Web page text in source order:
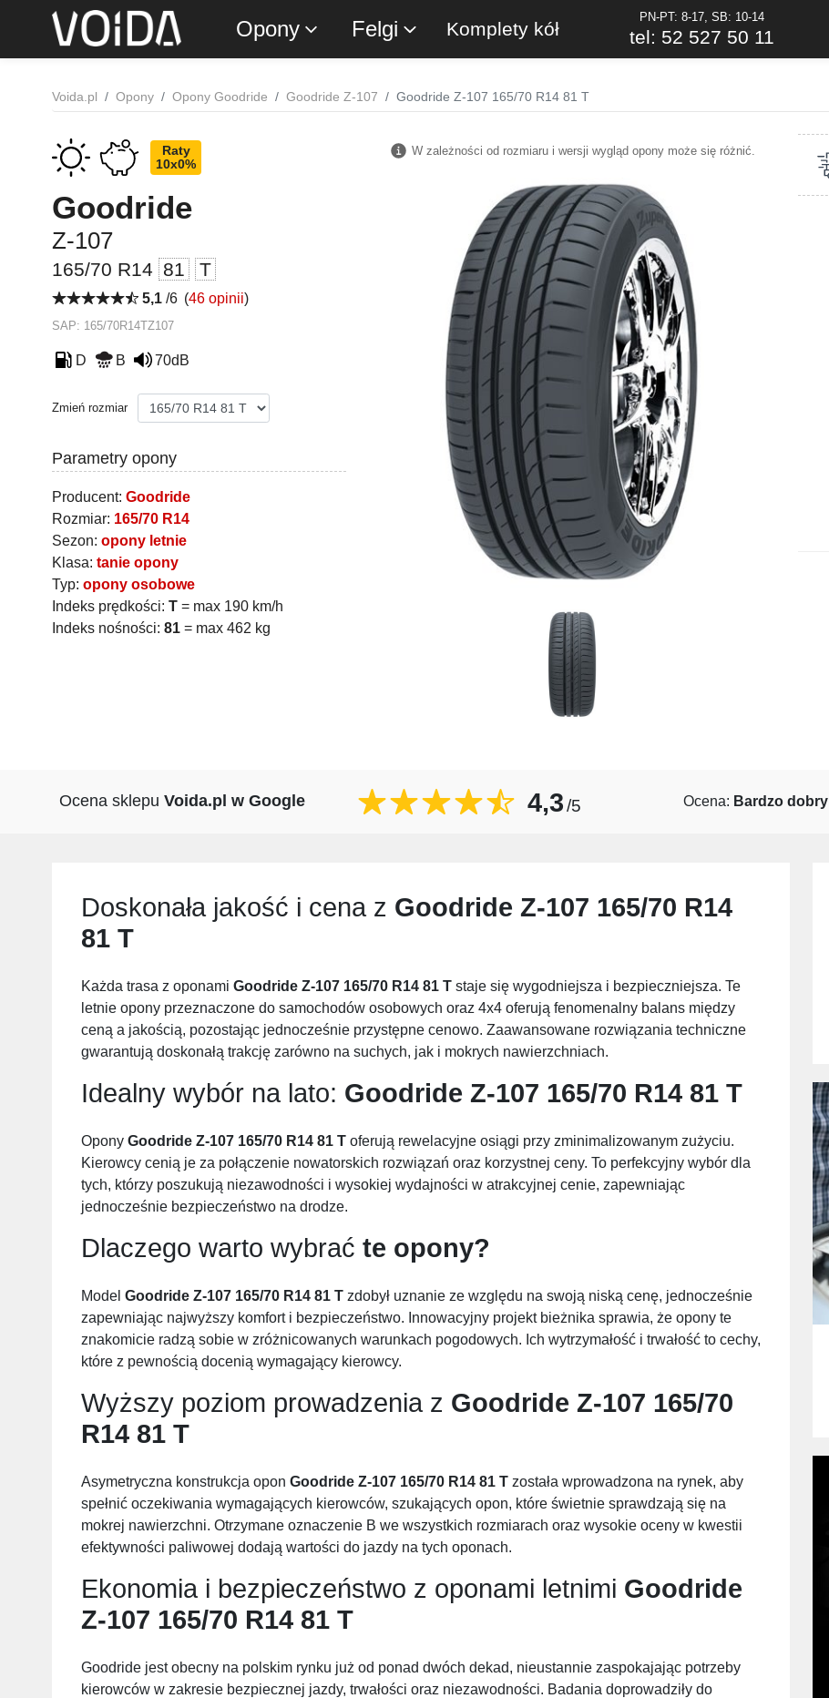
Opony Felgi Komplety kół
PN-PT: 8-17, SB: 10-14
tel: 52 527 50 11
Voida.pl Opony Opony Goodride Goodride Z-107 Goodride Z-107 165/70 R14 81 T
Raty
10x0%
Goodride
Z-107
165/70 R14 81 T
5,1 /6 (46 opinii)
SAP: 165/70R14TZ107
D B 70dB
Zmień rozmiar
Parametry opony
Producent: Goodride
Rozmiar: 165/70 R14
Sezon: opony letnie
Klasa: tanie opony
Typ: opony osobowe
Indeks prędkości: T = max 190 km/h
Indeks nośności: 81 = max 462 kg
W zależności od rozmiaru i wersji wygląd opony może się różnić.
Ocena sklepu Voida.pl w Google 4,3/5 Ocena: Bardzo dobry
Doskonała jakość i cena z Goodride Z-107 165/70 R14
81 T
Każda trasa z oponami Goodride Z-107 165/70 R14 81 T staje się wygodniejsza i bezpieczniejsza. Te
letnie opony przeznaczone do samochodów osobowych oraz 4x4 oferują fenomenalny balans między
ceną a jakością, pozostając jednocześnie przystępne cenowo. Zaawansowane rozwiązania techniczne
gwarantują doskonałą trakcję zarówno na suchych, jak i mokrych nawierzchniach.
Idealny wybór na lato: Goodride Z-107 165/70 R14 81 T
Opony Goodride Z-107 165/70 R14 81 T oferują rewelacyjne osiągi przy zminimalizowanym zużyciu.
Kierowcy cenią je za połączenie nowatorskich rozwiązań oraz korzystnej ceny. To perfekcyjny wybór dla
tych, którzy poszukują niezawodności i wysokiej wydajności w atrakcyjnej cenie, zapewniając
jednocześnie bezpieczeństwo na drodze.
Dlaczego warto wybrać te opony?
Model Goodride Z-107 165/70 R14 81 T zdobył uznanie ze względu na swoją niską cenę, jednocześnie
zapewniając najwyższy komfort i bezpieczeństwo. Innowacyjny projekt bieżnika sprawia, że opony te
znakomicie radzą sobie w zróżnicowanych warunkach pogodowych. Ich wytrzymałość i trwałość to cechy,
które z pewnością docenią wymagający kierowcy.
Wyższy poziom prowadzenia z Goodride Z-107 165/70
R14 81 T
Asymetryczna konstrukcja opon Goodride Z-107 165/70 R14 81 T została wprowadzona na rynek, aby
spełnić oczekiwania wymagających kierowców, szukających opon, które świetnie sprawdzają się na
mokrej nawierzchni. Otrzymane oznaczenie B we wszystkich rozmiarach oraz wysokie oceny w kwestii
efektywności paliwowej dodają wartości do jazdy na tych oponach.
Ekonomia i bezpieczeństwo z oponami letnimi Goodride
Z-107 165/70 R14 81 T
Goodride jest obecny na polskim rynku już od ponad dwóch dekad, nieustannie zaspokajając potrzeby
kierowców w zakresie bezpiecznej jazdy, trwałości oraz niezawodności. Badania doprowadziły do